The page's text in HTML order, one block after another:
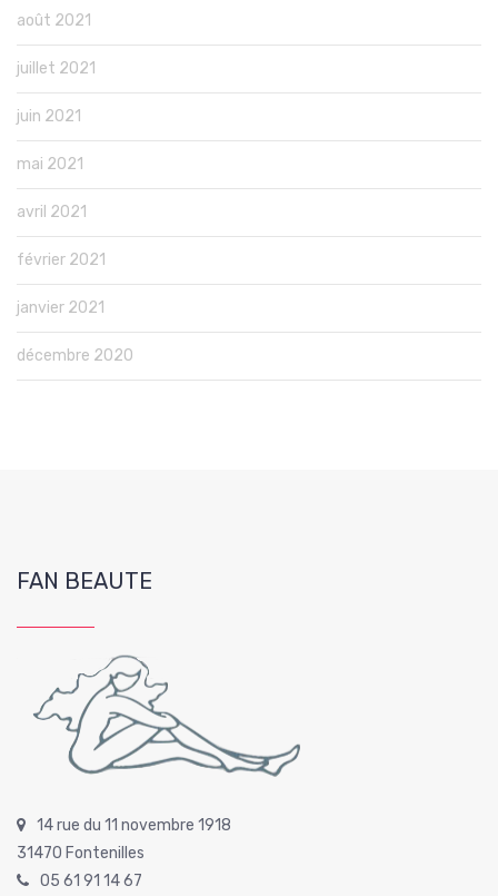
août 2021
juillet 2021
juin 2021
mai 2021
avril 2021
février 2021
janvier 2021
décembre 2020
FAN BEAUTE
14 rue du 11 novembre 1918
31470 Fontenilles
05 61 91 14 67